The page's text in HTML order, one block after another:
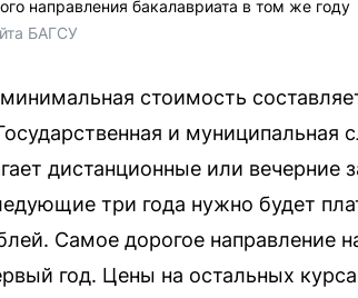
направления бакалавриата в том же году
БАГСУ
стоимость
и
дистанционные или вечерние
три года нужно будет
Самое дорогое направление
год. Цены на остальных